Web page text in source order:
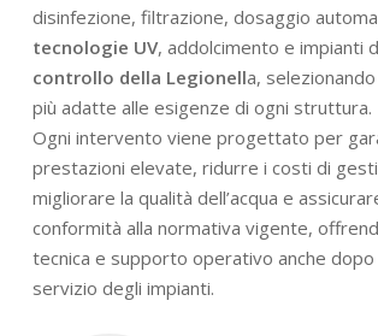
disinfezione, filtrazione, dosaggio
tecnologie UV, addolcimento e impianti
controllo della Legionella,
più adatte alle esigenze di ogni struttura.
Ogni intervento viene progettato per
prestazioni elevate, ridurre i costi di
migliorare la qualità dell’acqua e
conformità alla normativa vigente,
tecnica e supporto operativo anche dopo
servizio degli impianti.